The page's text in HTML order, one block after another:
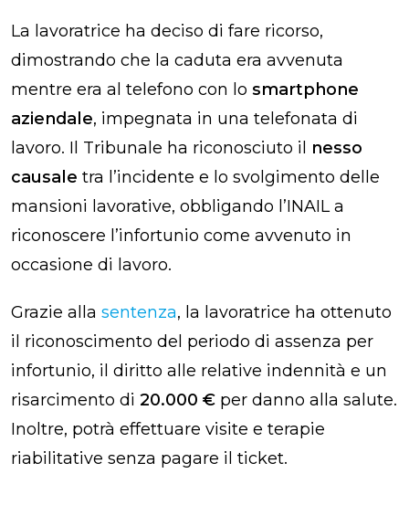
La lavoratrice ha deciso di fare ricorso,
dimostrando che la caduta era avvenuta
mentre era al telefono con lo smartphone
aziendale, impegnata in una telefonata di
lavoro. Il Tribunale ha riconosciuto il nesso
causale tra l’incidente e lo svolgimento delle
mansioni lavorative, obbligando l’INAIL a
riconoscere l’infortunio come avvenuto in
occasione di lavoro.
Grazie alla sentenza, la lavoratrice ha ottenuto
il riconoscimento del periodo di assenza per
infortunio, il diritto alle relative indennità e un
risarcimento di 20.000 € per danno alla salute.
Inoltre, potrà effettuare visite e terapie
riabilitative senza pagare il ticket.